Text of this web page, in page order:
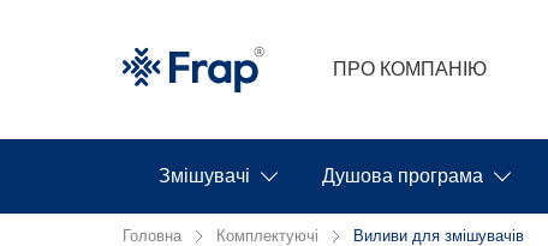
ПРО КОМПАНІЮ
Змішувачі Душова програма
Головна Комплектуючі Виливи для змішувачів